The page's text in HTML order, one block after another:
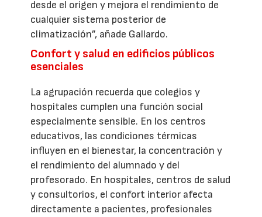
desde el origen y mejora el rendimiento de
cualquier sistema posterior de
climatización”, añade Gallardo.
Confort y salud en edificios públicos
esenciales
La agrupación recuerda que colegios y
hospitales cumplen una función social
especialmente sensible. En los centros
educativos, las condiciones térmicas
influyen en el bienestar, la concentración y
el rendimiento del alumnado y del
profesorado. En hospitales, centros de salud
y consultorios, el confort interior afecta
directamente a pacientes, profesionales